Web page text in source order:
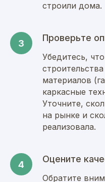
строили дома.
Проверьте
Убедитесь,
материалов
каркасные
Уточните,
на рынке и
реализовала.
Оцените
Обратите